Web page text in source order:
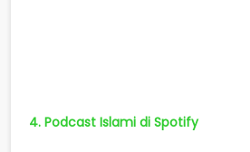
4. Podcast Islami di Spotify